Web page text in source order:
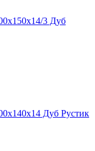
3 Дуб
Дуб Рустик